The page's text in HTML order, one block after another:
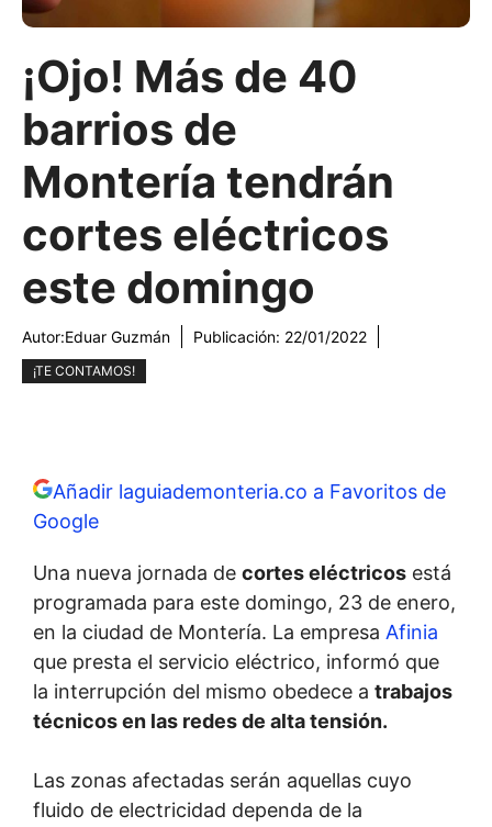
¡Ojo! Más de 40
barrios de
Montería tendrán
cortes eléctricos
este domingo
Autor:Eduar Guzmán Publicación: 22/01/2022
¡TE CONTAMOS!
Añadir laguiademonteria.co a Favoritos de
Google
Una nueva jornada de cortes eléctricos está
programada para este domingo, 23 de enero,
en la ciudad de Montería. La empresa Afinia
que presta el servicio eléctrico, informó que
la interrupción del mismo obedece a trabajos
técnicos en las redes de alta tensión.
Las zonas afectadas serán aquellas cuyo
fluido de electricidad dependa de la